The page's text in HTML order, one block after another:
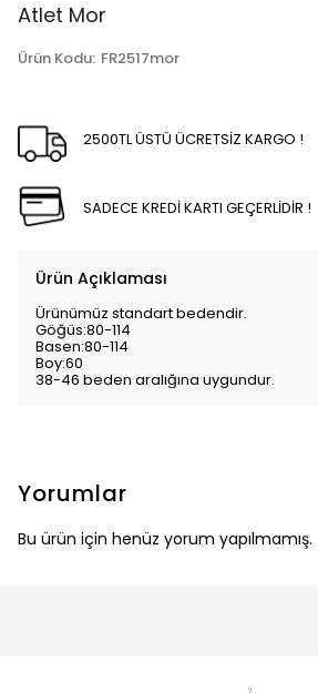
Atlet Mor
Ürün Kodu: FR2517mor
2500TL ÜSTÜ ÜCRETSİZ KARGO !
SADECE KREDİ KARTI GEÇERLİDİR !
Ürün Açıklaması
Ürünümüz standart bedendir.
Göğüs:80-114
Basen:80-114
Boy:60
38-46 beden aralığına uygundur.
Yorumlar
Bu ürün için henüz yorum yapılmamış.